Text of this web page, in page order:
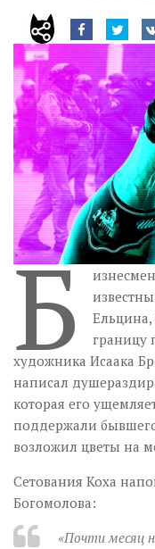
Агітатор
Музика революції
Візуальне
Научпоп
Головне
Цитати
Inter/antinational
Б изнесмен
Ельцина,
границу
художника Исаака
написал
которая его
поддержали
возложил цветы на
Сетования Коха
Богомолова:
«Почти месяц